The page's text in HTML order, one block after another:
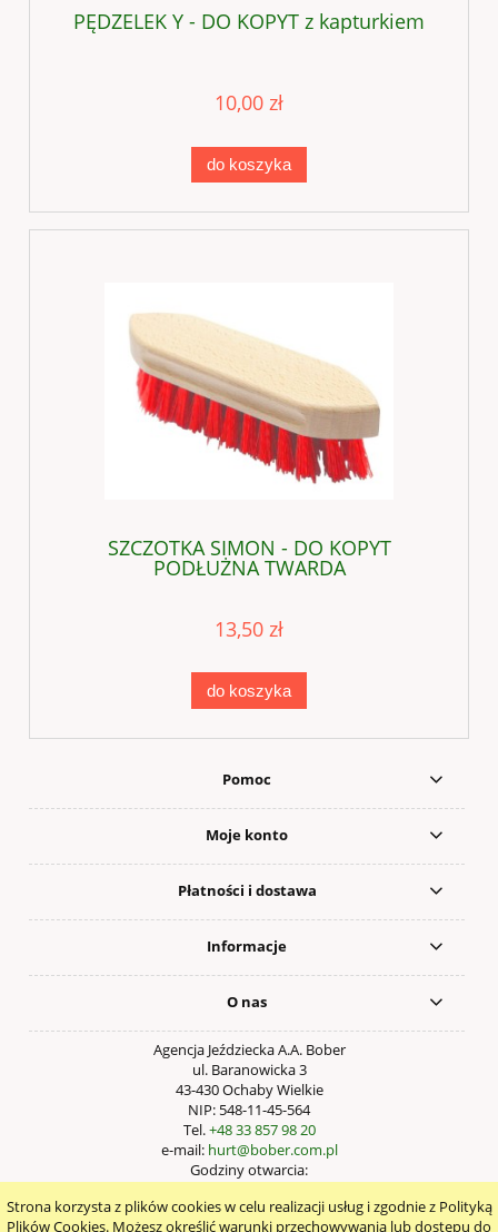
Strona korzysta z plików cookies w celu realizacji usług i zgodnie z Polityką
Plików Cookies. Możesz określić warunki przechowywania lub dostępu do
PĘDZELEK Y - DO KOPYT z kapturkiem
10,00 zł
do koszyka
SZCZOTKA SIMON - DO KOPYT
PODŁUŻNA TWARDA
13,50 zł
do koszyka
Pomoc
Moje konto
Płatności i dostawa
Informacje
O nas
Agencja Jeździecka A.A. Bober
ul. Baranowicka 3
43-430 Ochaby Wielkie
NIP: 548-11-45-564
Tel.+48 33 857 98 20
e-mail: hurt@bober.com.pl
Godziny otwarcia:
pokaż pełną wersję strony